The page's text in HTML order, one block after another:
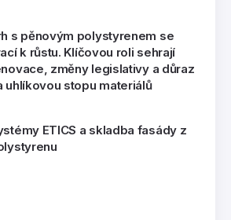
s pěnovým polystyrenem se
k růstu. Klíčovou roli sehrají
změny legislativy a důraz
uhlíkovou stopu materiálů
ETICS a skladba fasády z